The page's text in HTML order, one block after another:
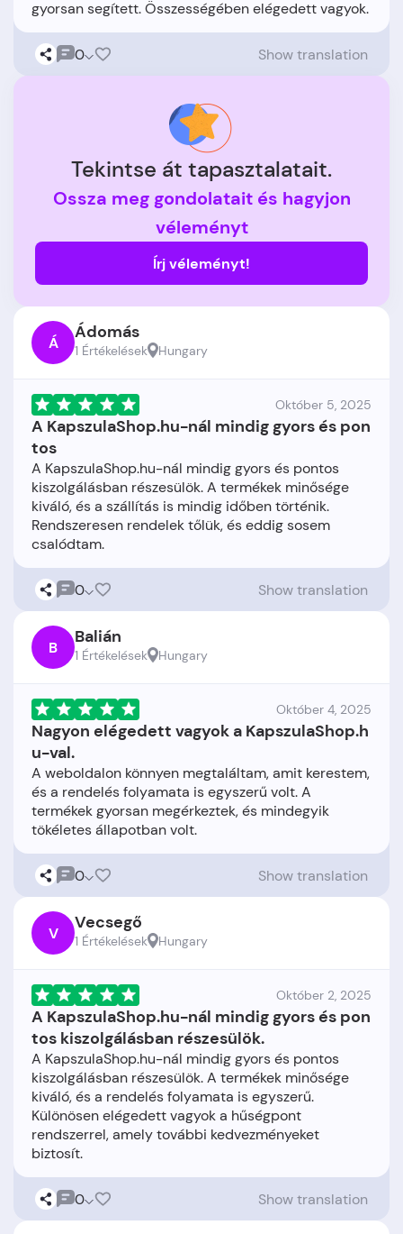
0 Show translation
Tekintse át tapasztalatait.
Ossza meg gondolatait és hagyjon
véleményt
Írj véleményt!
Á Ádomás
1 Értékelések Hungary
Október 5, 2025
A KapszulaShop.hu-nál mindig gyors és pon
tos
A KapszulaShop.hu-nál mindig gyors és pontos
kiszolgálásban részesülök. A termékek minősége
kiváló, és a szállítás is mindig időben történik.
Rendszeresen rendelek tőlük, és eddig sosem
0 Show translation
B Balián
1 Értékelések Hungary
Október 4, 2025
Nagyon elégedett vagyok a KapszulaShop.h
u-val.
A weboldalon könnyen megtaláltam, amit kerestem,
és a rendelés folyamata is egyszerű volt. A
termékek gyorsan megérkeztek, és mindegyik
0 Show translation
V Vecsegő
1 Értékelések Hungary
Október 2, 2025
A KapszulaShop.hu-nál mindig gyors és pon
tos kiszolgálásban részesülök.
A KapszulaShop.hu-nál mindig gyors és pontos
kiszolgálásban részesülök. A termékek minősége
kiváló, és a rendelés folyamata is egyszerű.
Különösen elégedett vagyok a hűségpont
rendszerrel, amely további kedvezményeket
0 Show translation